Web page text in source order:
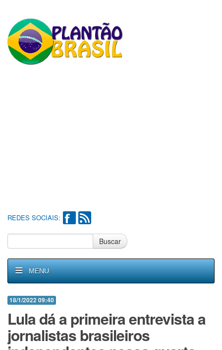
REDES SOCIAIS:
Buscar
MENU
18/1/2022 09:40
Lula dá a primeira entrevista a
jornalistas brasileiros